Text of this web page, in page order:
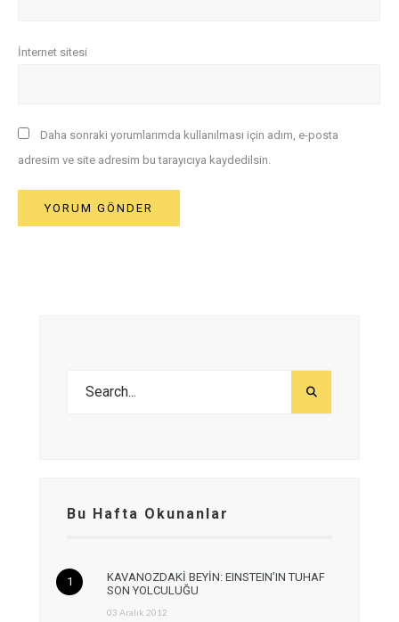
İnternet sitesi
Daha sonraki yorumlarımda kullanılması için adım, e-posta
adresim ve site adresim bu tarayıcıya kaydedilsin.
Bu Hafta Okunanlar
KAVANOZDAKİ BEYİN: EINSTEIN’IN TUHAF
SON YOLCULUĞU
03 Aralık 2012